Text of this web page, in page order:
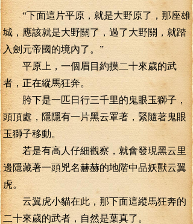
“下面這片平原，就是大野原了，那座雄
城，應該就是大野關了，過了大野關，就踏
入劍元帝國的境內了。”
平原上，一個眉目約摸二十來歲的武
者，正在縱馬狂奔。
胯下是一匹日行三千里的鬼眼玉獅子，
頭頂處，隱隱有一片黑云罩著，緊隨著鬼眼
玉獅子移動。
若是有高人仔細觀察，就會發現黑云里
邊隱藏著一頭兇名赫赫的地階中品妖獸云翼
虎。
云翼虎小貓在此，那下面這縱馬狂奔的
二十來歲的武者，自然是葉真了。